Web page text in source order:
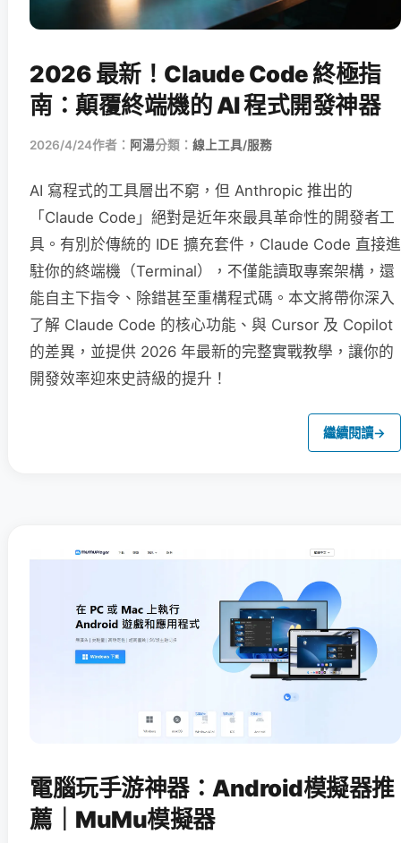
2026 最新！Claude Code 終極指
南：顛覆終端機的 AI 程式開發神器
2026/4/24作者： 阿湯分類： 線上工具/服務
AI 寫程式的工具層出不窮，但 Anthropic 推出的
「Claude Code」絕對是近年來最具革命性的開發者工
具。有別於傳統的 IDE 擴充套件，Claude Code 直接進
駐你的終端機（Terminal），不僅能讀取專案架構，還
能自主下指令、除錯甚至重構程式碼。本文將帶你深入
了解 Claude Code 的核心功能、與 Cursor 及 Copilot
的差異，並提供 2026 年最新的完整實戰教學，讓你的
開發效率迎來史詩級的提升！
繼續閱讀→
電腦玩手游神器：Android模擬器推
薦｜MuMu模擬器